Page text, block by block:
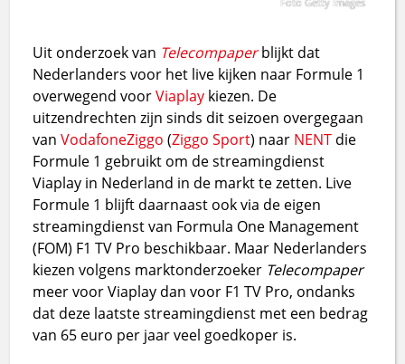
Uit onderzoek van Telecompaperblijkt dat
Nederlanders voor het live kijken naar Formule 1
overwegend voorViaplay kiezen. De
uitzendrechten zijn sinds dit seizoen overgegaan
vanVodafoneZiggo (Ziggo Sport) naar NENT die
Formule 1 gebruikt om de streamingdienst
Viaplay in Nederland in de markt te zetten. Live
Formule 1 blijft daarnaast ook via de eigen
streamingdienst van Formula One Management
(FOM) F1 TV Pro beschikbaar. Maar Nederlanders
kiezen volgens marktonderzoeker Telecompaper
meer voor Viaplay dan voor F1 TV Pro, ondanks
dat deze laatste streamingdienst met een bedrag
van 65 euro per jaar veel goedkoper is.